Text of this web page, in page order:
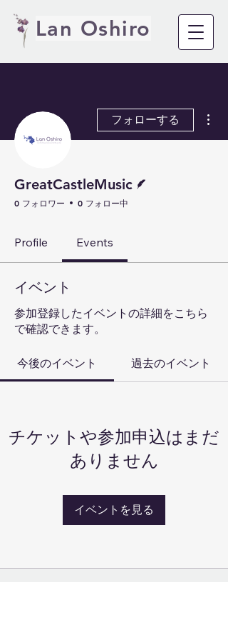
Lan Oshiro
フォローする
GreatCastleMusic
0 フォロワー 0 フォロー中
Profile Events
イベント
参加登録したイベントの詳細をこちら
で確認できます。
今後のイベント 過去のイベント
チケットや参加申込はまだ
ありません
イベントを見る